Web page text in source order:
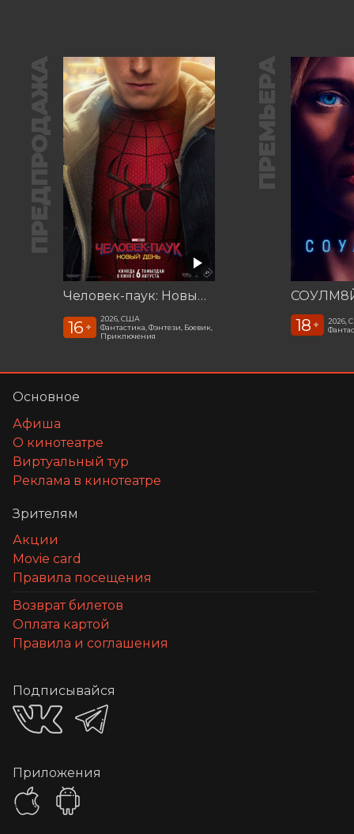
ПРЕДПРОДАЖА
Человек-паук: Новый день
16 +
2026, США
Фантастика, Фэнтези, Боевик,
Приключения
ПРЕМЬЕРА
18 +
2026,
Основное
Афиша
О кинотеатре
Виртуальный тур
Реклама в кинотеатре
Зрителям
Акции
Movie card
Правила посещения
Возврат билетов
Оплата картой
Правила и соглашения
Подписывайся
Приложения